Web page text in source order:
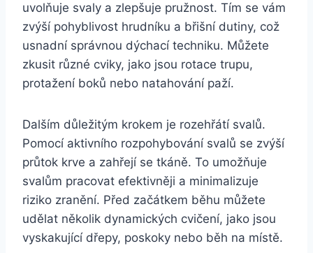
uvolňuje svaly a zlepšuje pružnost. Tím se vám
zvýší pohyblivost hrudníku a břišní dutiny, což
usnadní správnou dýchací techniku. Můžete
zkusit různé cviky, jako jsou rotace trupu,
protažení boků nebo natahování paží.
Dalším důležitým krokem je rozehřátí svalů.
Pomocí aktivního rozpohybování svalů se zvýší
průtok krve a zahřejí se tkáně. To umožňuje
svalům pracovat efektivněji a minimalizuje
riziko zranění. Před začátkem běhu můžete
udělat několik dynamických cvičení, jako jsou
vyskakující dřepy, poskoky nebo běh na místě.